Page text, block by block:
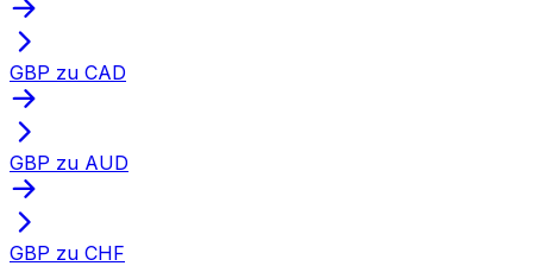
GBP zu CAD
GBP zu AUD
GBP zu CHF